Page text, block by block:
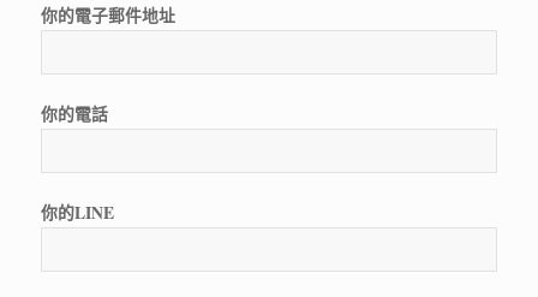
你的電子郵件地址
你的電話
你的LINE